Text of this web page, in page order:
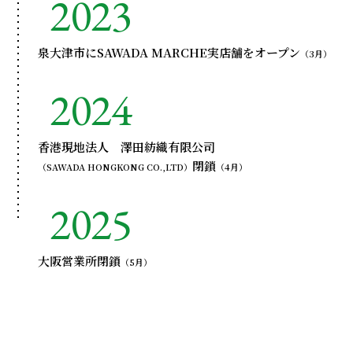
2023
泉大津市にSAWADA MARCHE実店舗をオープン （3月）
2024
香港現地法人 澤田紡織有限公司
（SAWADA HONGKONG CO.,LTD） 閉鎖 （4月）
2025
大阪営業所閉鎖 （5月）